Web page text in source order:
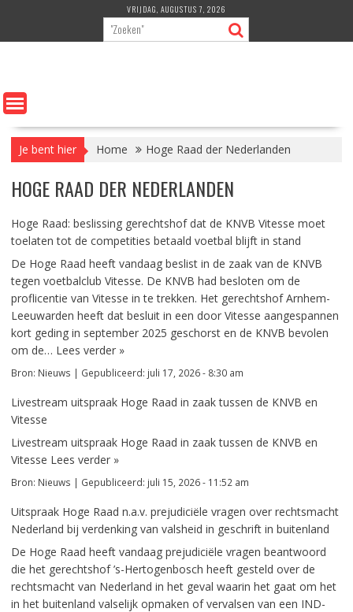
de
VRIJDAG, AUGUSTUS 7, 2026
Je bent hier Home Hoge Raad der Nederlanden
HOGE RAAD DER NEDERLANDEN
Hoge Raad: beslissing gerechtshof dat de KNVB Vitesse moet
toelaten tot de competities betaald voetbal blijft in stand
De Hoge Raad heeft vandaag beslist in de zaak van de KNVB
tegen voetbalclub Vitesse. De KNVB had besloten om de
proflicentie van Vitesse in te trekken. Het gerechtshof Arnhem-
Leeuwarden heeft dat besluit in een door Vitesse aangespannen
kort geding in september 2025 geschorst en de KNVB bevolen
om de… Lees verder »
Bron: Nieuws | Gepubliceerd: juli 17, 2026 - 8:30 am
Livestream uitspraak Hoge Raad in zaak tussen de KNVB en
Vitesse
Livestream uitspraak Hoge Raad in zaak tussen de KNVB en
Vitesse Lees verder »
Bron: Nieuws | Gepubliceerd: juli 15, 2026 - 11:52 am
Uitspraak Hoge Raad n.a.v. prejudiciële vragen over rechtsmacht
Nederland bij verdenking van valsheid in geschrift in buitenland
De Hoge Raad heeft vandaag prejudiciële vragen beantwoord
die het gerechtshof ’s-Hertogenbosch heeft gesteld over de
rechtsmacht van Nederland in het geval waarin het gaat om het
in het buitenland valselijk opmaken of vervalsen van een IND-